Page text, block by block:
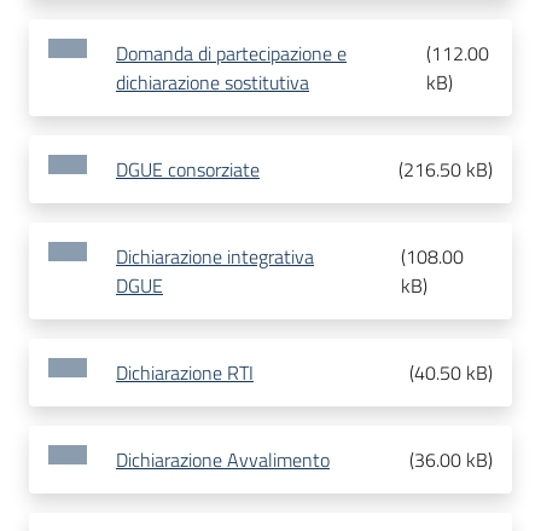
Domanda di partecipazione e
dichiarazione sostitutiva
(112.00
kB)
DGUE consorziate (216.50 kB)
Dichiarazione integrativa
DGUE
(108.00
kB)
Dichiarazione RTI (40.50 kB)
Dichiarazione Avvalimento (36.00 kB)